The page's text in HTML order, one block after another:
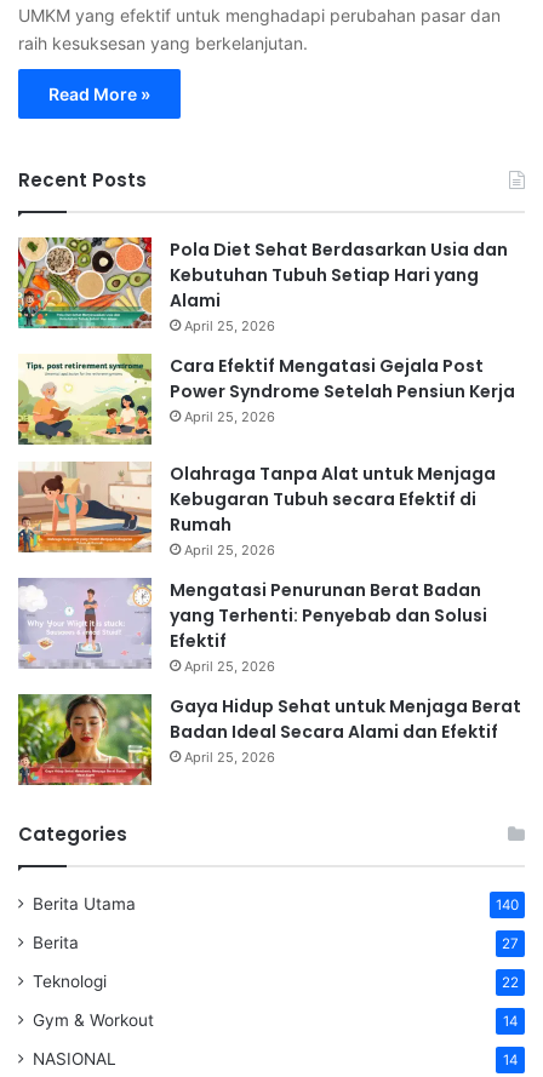
UMKM yang efektif untuk menghadapi perubahan pasar dan
raih kesuksesan yang berkelanjutan.
Read More »
Recent Posts
Pola Diet Sehat Berdasarkan Usia dan
Kebutuhan Tubuh Setiap Hari yang
Alami
April 25, 2026
Cara Efektif Mengatasi Gejala Post
Power Syndrome Setelah Pensiun Kerja
April 25, 2026
Olahraga Tanpa Alat untuk Menjaga
Kebugaran Tubuh secara Efektif di
Rumah
April 25, 2026
Mengatasi Penurunan Berat Badan
yang Terhenti: Penyebab dan Solusi
Efektif
April 25, 2026
Gaya Hidup Sehat untuk Menjaga Berat
Badan Ideal Secara Alami dan Efektif
April 25, 2026
Categories
Berita Utama 140
Berita 27
Teknologi 22
Gym & Workout 14
NASIONAL 14